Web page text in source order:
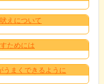
えについて
ためには
うまくできるように